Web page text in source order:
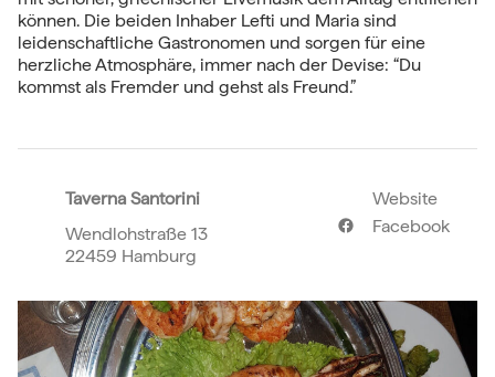
können. Die beiden Inhaber Lefti und Maria sind
leidenschaftliche Gastronomen und sorgen für eine
herzliche Atmosphäre, immer nach der Devise: “Du
kommst als Fremder und gehst als Freund.”
Taverna Santorini
Wendlohstraße 13
22459 Hamburg
Website
Facebook